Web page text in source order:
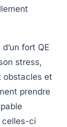
fort QE
stress,
obstacles et
prendre
celles-ci